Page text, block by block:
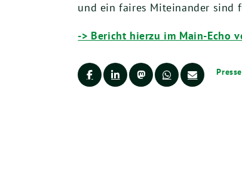
und ein faires Miteinander sind
-> Bericht hierzu im Main-Echo